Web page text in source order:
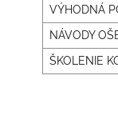
VÝHODNÁ
NÁVODY
ŠKOLENIE